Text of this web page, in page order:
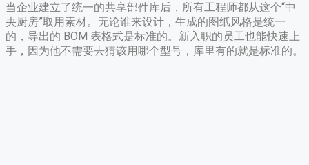
当企业建立了统一的共享部件库后，所有工程师都从这个“中
央厨房”取用素材。无论谁来设计，生成的图纸风格是统一
的，导出的 BOM 表格式是标准的。新入职的员工也能快速上
手，因为他不需要去猜该用哪个型号，库里有的就是标准的。